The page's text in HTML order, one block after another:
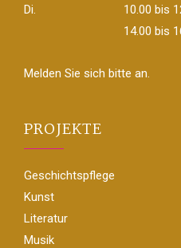
Di.
10.00 bis
14.00 bis
Melden Sie sich bitte an.
PROJEKTE
Geschichtspflege
Kunst
Literatur
Musik